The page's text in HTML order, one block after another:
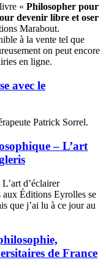
« Philosopher pour
devenir libre et oser
Marabout.
à la vente tel que
on peut encore
en ligne.
avec le
Patrick Sorrel.
– L’art
d’éclairer
aux Éditions Eyrolles se
que j’ai lu à ce jour au
de France